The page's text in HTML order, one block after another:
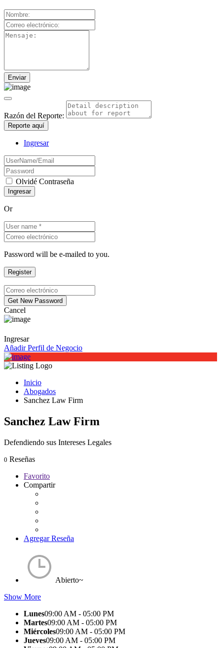
Razón del Reporte:
Reporte aquí
Ingresar
Olvidé Contraseña
Or
Password will be e-mailed to you.
Cancel
Ingresar
Añadir Perfil de Negocio
Inicio
Abogados
Sanchez Law Firm
Sanchez Law Firm
Defendiendo sus Intereses Legales
0 Reseñas
Favorito
Compartir
Agregar Reseña
Abierto~
Show More
Lunes09:00 AM - 05:00 PM
Martes09:00 AM - 05:00 PM
Miércoles09:00 AM - 05:00 PM
Jueves09:00 AM - 05:00 PM